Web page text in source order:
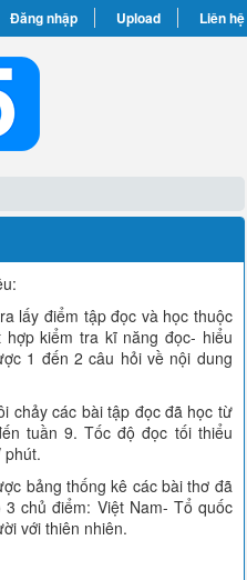
Đăng nhập Upload Liên hệ
lấy điểm tập đọc và học thuộc
hợp kiểm tra kĩ năng đọc- hiểu
1 đến 2 câu hỏi về nội dung
chảy các bài tập đọc đã học từ
tuần 9. Tốc độ đọc tối thiểu
phút.
bảng thống kê các bài thơ đã
3 chủ điểm: Việt Nam- Tổ quốc
với thiên nhiên.